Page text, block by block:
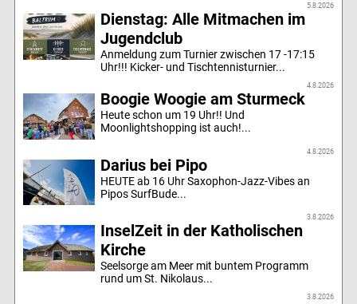
5.8.2026
Dienstag: Alle Mitmachen im
Jugendclub
Anmeldung zum Turnier zwischen 17 -17:15
Uhr!!! Kicker- und Tischtennisturnier...
4.8.2026
Boogie Woogie am Sturmeck
Heute schon um 19 Uhr!! Und
Moonlightshopping ist auch!...
4.8.2026
Darius bei Pipo
HEUTE ab 16 Uhr Saxophon-Jazz-Vibes an
Pipos SurfBude...
3.8.2026
InselZeit in der Katholischen
Kirche
Seelsorge am Meer mit buntem Programm
rund um St. Nikolaus...
3.8.2026